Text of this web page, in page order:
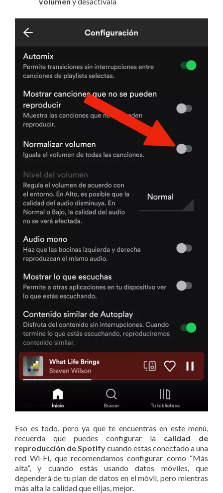
Eso es todo, pero ya que te encuentras en este menú,
recuerda que puedes configurar la calidad de
reproducción de Spotifycuando estás conectado a una
red Wi-Fi, que recomendamos configurar como “Más
alta”, y cuando estás usando datos móviles, que
dependerá de tu plan de datos en el móvil, pero mientras
más alta la calidad que elijas, mejor.